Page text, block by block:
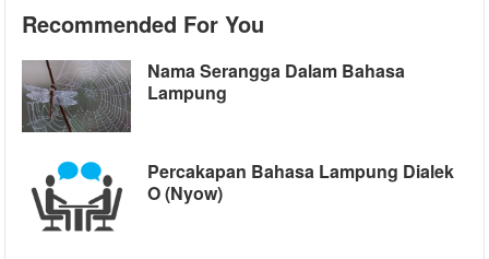
Recommended For You
Nama Serangga Dalam Bahasa
Lampung
Percakapan Bahasa Lampung Dialek
O (Nyow)